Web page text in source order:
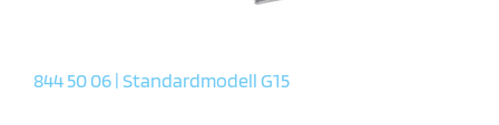
844 50 06 | Standardmodell G15